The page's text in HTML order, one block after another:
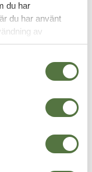
du har
du har använt
av
av